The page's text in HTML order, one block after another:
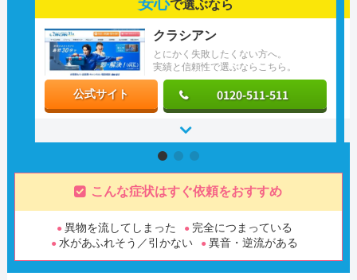
で選ぶなら
とにかく失敗したくない方へ。
実績と信頼性で選ぶならこちら。
クラシアン
公式サイト 0120-511-511
こんな症状はすぐ依頼をおすすめ
異物を流してしまった
完全につまっている
水があふれそう／引かない
異音・逆流がある